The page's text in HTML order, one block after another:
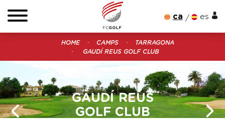
ca es
HOME CAMPS
TARRAGONA
GAUDÍ REUS GOLF CLUB
GAUDÍ REUS
GOLF CLUB